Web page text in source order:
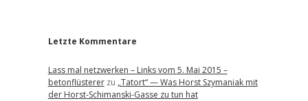
Letzte Kommentare
Lass mal netzwerken – Links vom 5. Mai 2015 –
betonflüstererzu „Tatort“ — Was Horst Szymaniak mit
der Horst-Schimanski-Gasse zu tun hat